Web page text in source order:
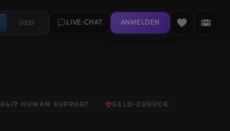
USD LIVE-CHAT ANMELDEN
24/7 HUMAN SUPPORT
GELD-ZURÜCK